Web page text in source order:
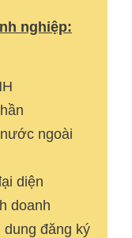
nghiệp:
ngoài
diện
doanh
dung đăng ký